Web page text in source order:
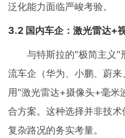
泛化能力面临严峻考验。
3.2 国内车企：激光雷达+
与特斯拉的"极简主义"
流车企（华为、小鹏、蔚
用"激光雷达+摄像头+毫米
合方案。这种选择并非技
复杂路况的务实考量。